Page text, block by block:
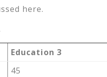
here.
Education 3
45